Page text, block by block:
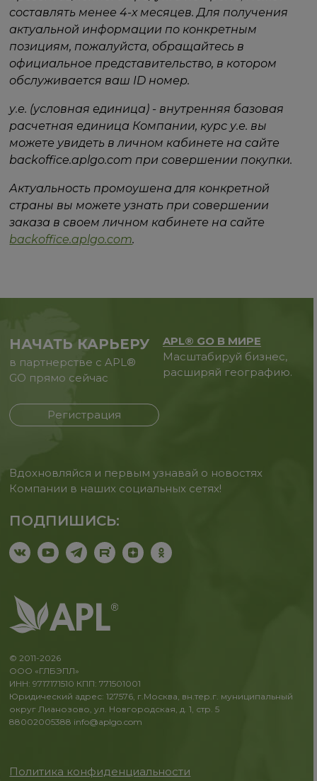
составлять менее 4-х месяцев. Для получения
актуальной информации по конкретным
позициям, пожалуйста, обращайтесь в
официальное представительство, в котором
обслуживается ваш ID номер.
у.е. (условная единица) - внутренняя базовая
расчетная единица Компании, курс у.е. вы
можете увидеть в личном кабинете на сайте
backoffice.aplgo.com при совершении покупки.
Актуальность промоушена для конкретной
страны вы можете узнать при совершении
заказа в своем личном кабинете на сайте
backoffice.aplgo.com.
НАЧАТЬ КАРЬЕРУ
в партнерстве с APL®
GO прямо сейчас
Регистрация
APL® GO В МИРЕ
Масштабируй бизнес,
расширяй географию.
Вдохновляйся и первым узнавай о новостях
Компании в наших социальных сетях!
ПОДПИШИСЬ:
© 2011-2026
ООО «ГЛБЭПЛ»
ИНН: 9717171510 КПП: 771501001
Юридический адрес: 127576, г.Москва, вн.тер.г. муниципальный
округ Лианозово, ул. Новгородская, д. 1, стр. 5
88002005388 info@aplgo.com
Политика конфиденциальности